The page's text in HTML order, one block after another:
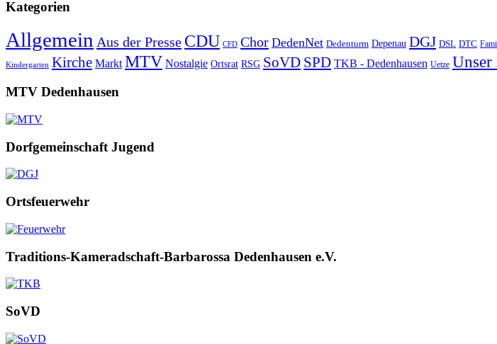
Kategorien
Allgemein Aus der Presse CDU CFD Chor DedenNet Dedenturm Depenau DGJ DSL DTC
Kindergarten Kirche Markt MTV Nostalgie Ortsrat RSG SoVD SPD TKB - Dedenhausen Uetze
MTV Dedenhausen
Dorfgemeinschaft Jugend
Ortsfeuerwehr
Traditions-Kameradschaft-Barbarossa Dedenhausen e.V.
SoVD